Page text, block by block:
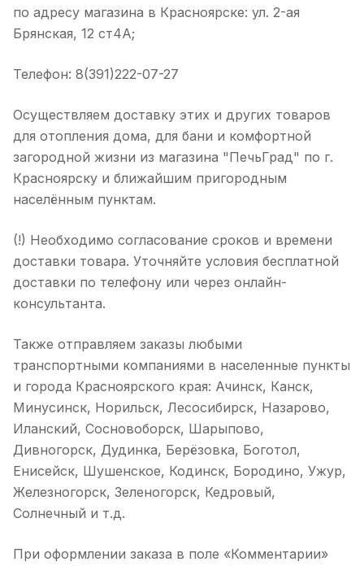
по адресу магазина в Красноярске: ул. 2-ая
Брянская, 12 ст4А;
Телефон: 8(391)222-07-27
Осуществляем доставку этих и других товаров
для отопления дома, для бани и комфортной
загородной жизни из магазина "ПечьГрад" по г.
Красноярску и ближайшим пригородным
населённым пунктам.
(!) Необходимо согласование сроков и времени
доставки товара. Уточняйте условия бесплатной
доставки по телефону или через онлайн-
консультанта.
Также отправляем заказы любыми
транспортными компаниями в населенные пункты
и города Красноярского края: Ачинск, Канск,
Минусинск, Норильск, Лесосибирск, Назарово,
Иланский, Сосновоборск, Шарыпово,
Дивногорск, Дудинка, Берёзовка, Боготол,
Енисейск, Шушенское, Кодинск, Бородино, Ужур,
Железногорск, Зеленогорск, Кедровый,
Солнечный и т.д.
При оформлении заказа в поле «Комментарии»